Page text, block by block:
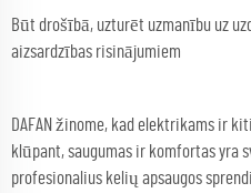
Būt drošībā, uzturēt uzmanību uz
aizsardzības risinājumiem
DAFAN žinome, kad elektrikams ir
klūpant, saugumas ir komfortas yra
profesionalius kelių apsaugos